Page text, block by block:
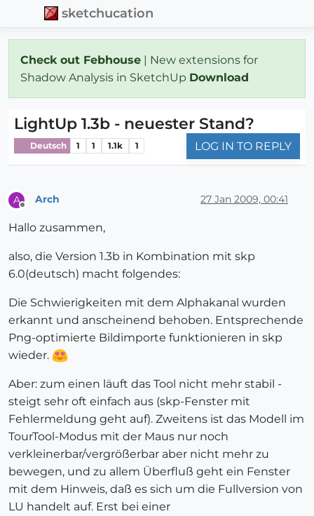
sketchucation
Check out Febhouse | New extensions for
Shadow Analysis in SketchUp Download
LightUp 1.3b - neuester Stand?
Deutsch 1 1 1.1k 1 LOG IN TO REPLY
A Arch 27 Jan 2009, 00:41
Hallo zusammen,
also, die Version 1.3b in Kombination mit skp
6.0(deutsch) macht folgendes:
Die Schwierigkeiten mit dem Alphakanal wurden
erkannt und anscheinend behoben. Entsprechende
Png-optimierte Bildimporte funktionieren in skp
wieder.
Aber: zum einen läuft das Tool nicht mehr stabil -
steigt sehr oft einfach aus (skp-Fenster mit
Fehlermeldung geht auf). Zweitens ist das Modell im
TourTool-Modus mit der Maus nur noch
verkleinerbar/vergrößerbar aber nicht mehr zu
bewegen, und zu allem Überfluß geht ein Fenster
mit dem Hinweis, daß es sich um die Fullversion von
LU handelt auf. Erst bei einer